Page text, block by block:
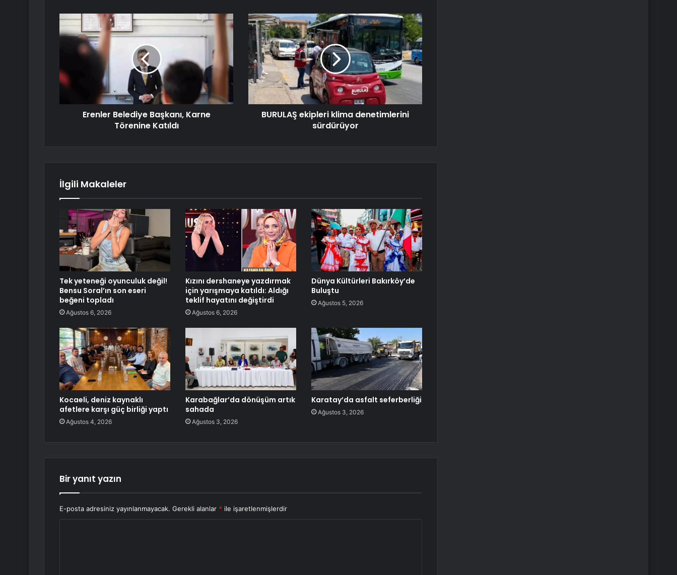
Erenler Belediye Başkanı, Karne
Törenine Katıldı
BURULAŞ ekipleri klima denetimlerini
sürdürüyor
İlgili Makaleler
Tek yeteneği oyunculuk değil!
Bensu Soral’ın son eseri
beğeni topladı
Ağustos 6, 2026
Kızını dershaneye yazdırmak
için yarışmaya katıldı: Aldığı
teklif hayatını değiştirdi
Ağustos 6, 2026
Dünya Kültürleri Bakırköy’de
Buluştu
Ağustos 5, 2026
Kocaeli, deniz kaynaklı
afetlere karşı güç birliği yaptı
Ağustos 4, 2026
Karabağlar’da dönüşüm artık
sahada
Ağustos 3, 2026
Karatay’da asfalt seferberliği
Ağustos 3, 2026
Bir yanıt yazın
E-posta adresiniz yayınlanmayacak. Gerekli alanlar * ile işaretlenmişlerdir